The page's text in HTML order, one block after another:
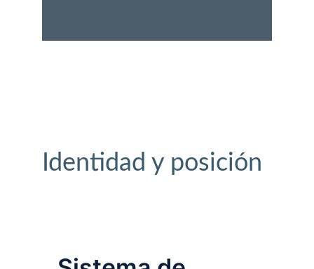
Identidad y posición